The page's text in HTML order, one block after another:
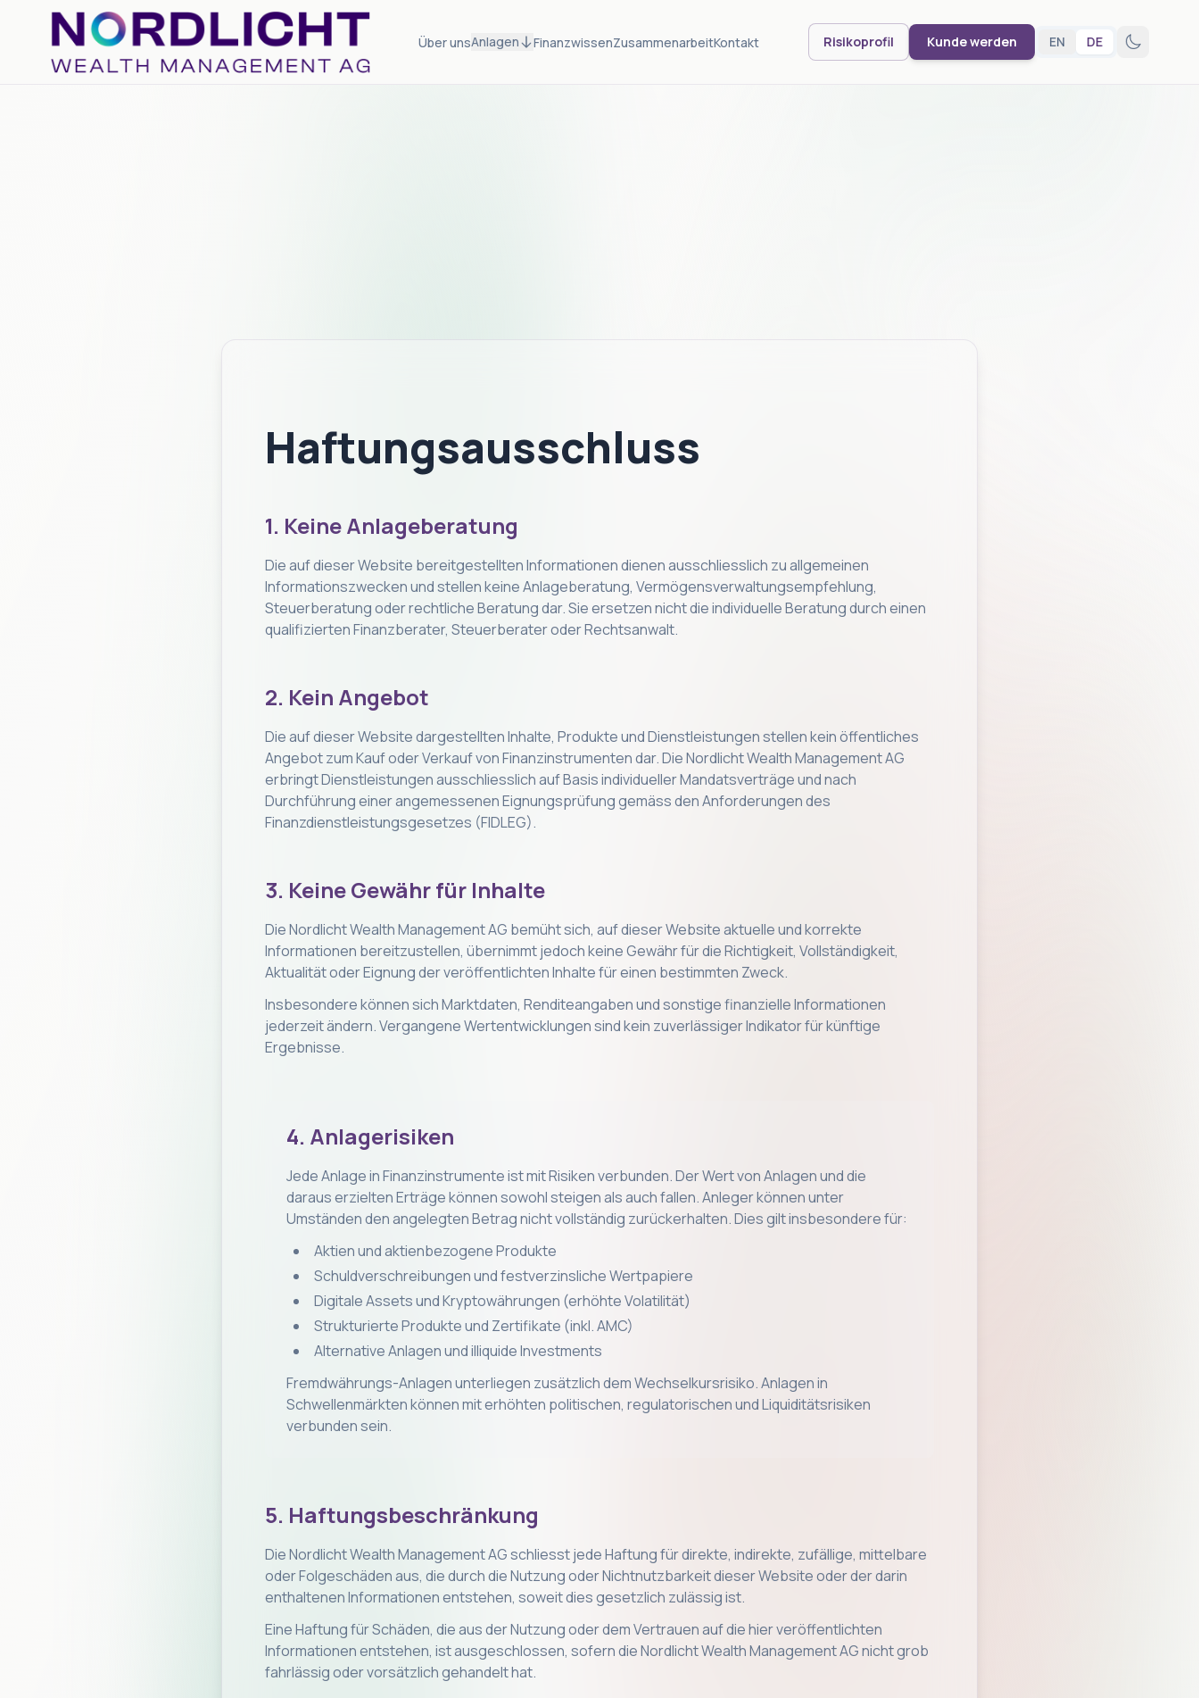
Über unsAnlagen FinanzwissenZusammenarbeitKontakt Risikoprofil Kunde werden EN DE
Haftungsausschluss
1. Keine Anlageberatung
Die auf dieser Website bereitgestellten Informationen dienen ausschliesslich zu allgemeinen
Informationszwecken und stellen keine Anlageberatung, Vermögensverwaltungsempfehlung,
Steuerberatung oder rechtliche Beratung dar. Sie ersetzen nicht die individuelle Beratung durch einen
qualifizierten Finanzberater, Steuerberater oder Rechtsanwalt.
2. Kein Angebot
Die auf dieser Website dargestellten Inhalte, Produkte und Dienstleistungen stellen kein öffentliches
Angebot zum Kauf oder Verkauf von Finanzinstrumenten dar. Die Nordlicht Wealth Management AG
erbringt Dienstleistungen ausschliesslich auf Basis individueller Mandatsverträge und nach
Durchführung einer angemessenen Eignungsprüfung gemäss den Anforderungen des
Finanzdienstleistungsgesetzes (FIDLEG).
3. Keine Gewähr für Inhalte
Die Nordlicht Wealth Management AG bemüht sich, auf dieser Website aktuelle und korrekte
Informationen bereitzustellen, übernimmt jedoch keine Gewähr für die Richtigkeit, Vollständigkeit,
Aktualität oder Eignung der veröffentlichten Inhalte für einen bestimmten Zweck.
Insbesondere können sich Marktdaten, Renditeangaben und sonstige finanzielle Informationen
jederzeit ändern. Vergangene Wertentwicklungen sind kein zuverlässiger Indikator für künftige
Ergebnisse.
4. Anlagerisiken
Jede Anlage in Finanzinstrumente ist mit Risiken verbunden. Der Wert von Anlagen und die
daraus erzielten Erträge können sowohl steigen als auch fallen. Anleger können unter
Umständen den angelegten Betrag nicht vollständig zurückerhalten. Dies gilt insbesondere für:
Aktien und aktienbezogene Produkte
Schuldverschreibungen und festverzinsliche Wertpapiere
Digitale Assets und Kryptowährungen (erhöhte Volatilität)
Strukturierte Produkte und Zertifikate (inkl. AMC)
Alternative Anlagen und illiquide Investments
Fremdwährungs-Anlagen unterliegen zusätzlich dem Wechselkursrisiko. Anlagen in
Schwellenmärkten können mit erhöhten politischen, regulatorischen und Liquiditätsrisiken
verbunden sein.
5. Haftungsbeschränkung
Die Nordlicht Wealth Management AG schliesst jede Haftung für direkte, indirekte, zufällige, mittelbare
oder Folgeschäden aus, die durch die Nutzung oder Nichtnutzbarkeit dieser Website oder der darin
enthaltenen Informationen entstehen, soweit dies gesetzlich zulässig ist.
Eine Haftung für Schäden, die aus der Nutzung oder dem Vertrauen auf die hier veröffentlichten
Informationen entstehen, ist ausgeschlossen, sofern die Nordlicht Wealth Management AG nicht grob
fahrlässig oder vorsätzlich gehandelt hat.